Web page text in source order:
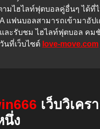
ามไฮไลท์ฟุตบอลคู่อื่นๆ ได้ที่
A แฟนบอลสามารถเข้ามาอัป
และรับชมไฮไลท์ฟุตบอล คม
วันที่เว็บไซต์ love-move.com
เว็บวิเคร
นึ่ง